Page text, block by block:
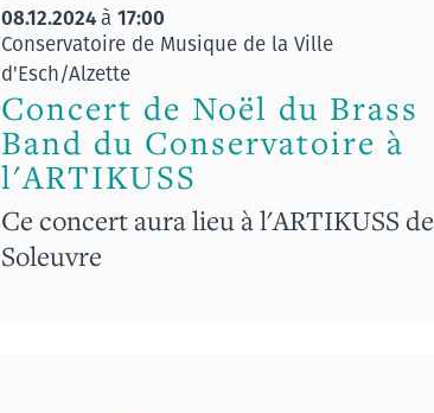
08.12.2024à 17:00
Conservatoire de Musique de la Ville
d'Esch/Alzette
Concert de Noël du Brass
Band du Conservatoire à
l'ARTIKUSS
Ce concert aura lieu à l'ARTIKUSS de
Soleuvre